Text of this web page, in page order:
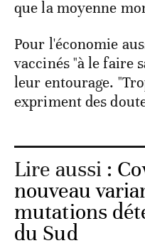
que la moyenne
Pour l'économie
vaccinés "à le faire
leur entourage.
expriment des
Lire aussi :
nouveau
mutations
du Sud